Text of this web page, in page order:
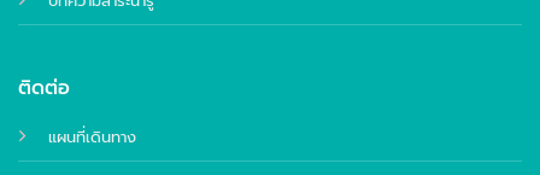
ติดต่อ
แผนที่เดินทาง